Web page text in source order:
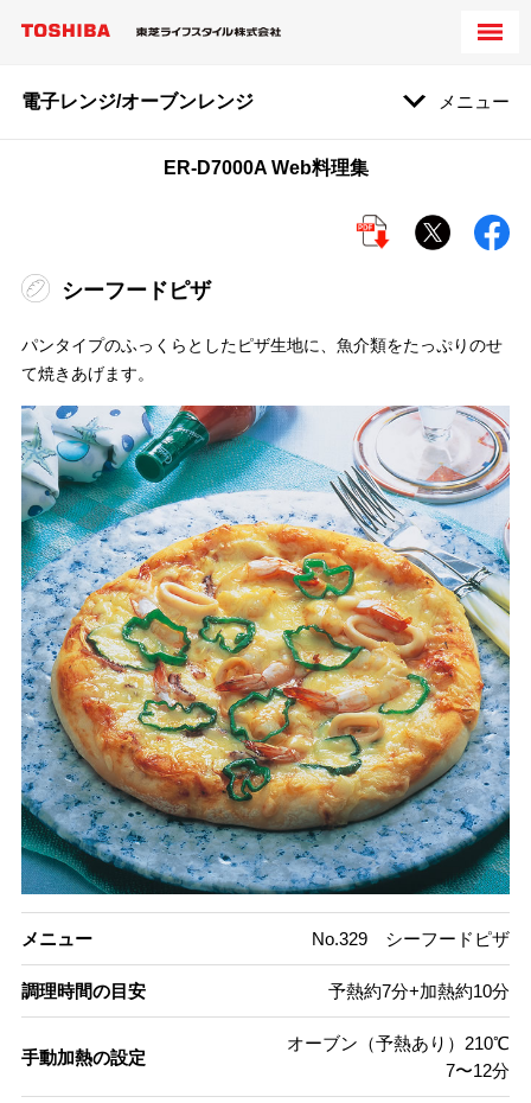
電子レンジ/オーブンレンジ メニュー
ER-D7000A Web料理集
シーフードピザ
パンタイプのふっくらとしたピザ生地に、魚介類をたっぷりのせ
て焼きあげます。
メニュー No.329 シーフードピザ
調理時間の目安 予熱約7分+加熱約10分
手動加熱の設定
オーブン（予熱あり）210℃
7〜12分